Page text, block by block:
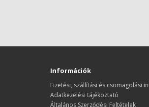
Információk
Fizetési, szállítási és csomagolási
Adatkezelési tájékoztató
Általános Szerződési Feltételek